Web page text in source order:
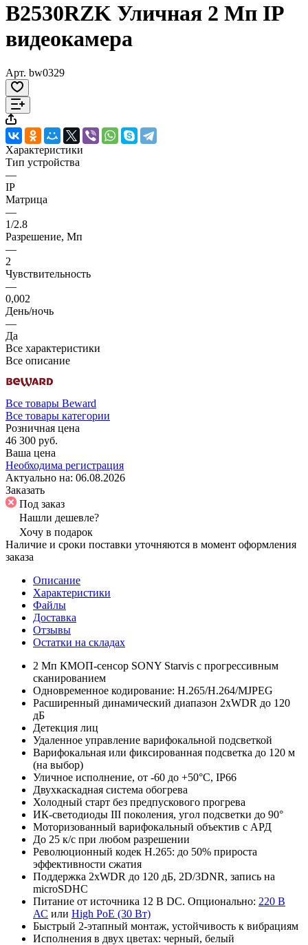
B2530RZK Уличная 2 Мп IP
видеокамера
Арт. bw0329
Характеристики
Тип устройства
—
IP
Матрица
—
1/2.8
Разрешение, Мп
—
2
Чувствительность
—
0,002
День/ночь
—
Да
Все характеристики
Все описание
Все товары Beward
Все товары категории
Розничная цена
46 300 руб.
Ваша цена
Необходима регистрация
Актуально на: 06.08.2026
Заказать
Под заказ
Нашли дешевле?
Хочу в подарок
Наличие и сроки поставки уточняются в момент оформления
заказа
Описание
Характеристики
Файлы
Доставка
Отзывы
Остатки на складах
2 Мп КМОП-сенсор SONY Starvis с прогрессивным
сканированием
Одновременное кодирование: H.265/H.264/MJPEG
Расширенный динамический диапазон 2xWDR до 120
дБ
Детекция лиц
Удаленное управление варифокальной подсветкой
Варифокальная или фиксированная подсветка до 120 м
(на выбор)
Уличное исполнение, от -60 до +50°C, IP66
Двухкаскадная система обогрева
Холодный старт без предпускового прогрева
ИК-светодиоды III поколения, угол подсветки до 90°
Моторизованный варифокальный объектив с АРД
До 25 к/с при любом разрешении
Революционный кодек H.265: до 50% прироста
эффективности сжатия
Поддержка 2xWDR до 120 дБ, 2D/3DNR, запись на
microSDHC
Питание от источника 12 В DC. Опционально: 220 В
АС или High PoE (30 Вт)
Быстрый 2-этапный монтаж, устойчивость к вибрациям
Исполнения в двух цветах: черный, белый